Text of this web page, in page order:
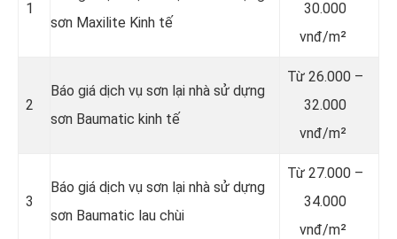
1
sơn Maxilite Kinh tế
30.000
vnđ/m²
2
Báo giá dịch vụ sơn lại nhà sử dựng
sơn Baumatic kinh tế
Từ 26.000 –
32.000
vnđ/m²
3
Báo giá dịch vụ sơn lại nhà sử dựng
sơn Baumatic lau chùi
Từ 27.000 –
34.000
vnđ/m²